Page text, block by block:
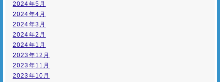
2024年5月
2024年4月
2024年3月
2024年2月
2024年1月
2023年12月
2023年11月
2023年10月